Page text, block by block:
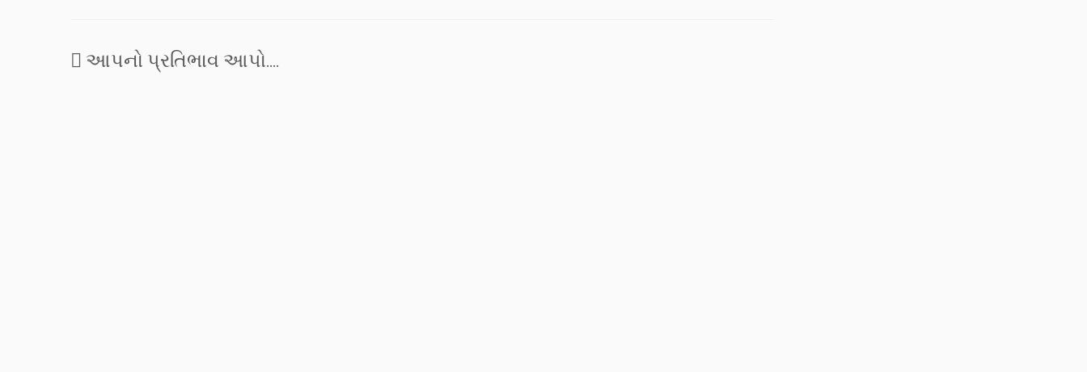
આપનો પ્રતિભાવ આપો....